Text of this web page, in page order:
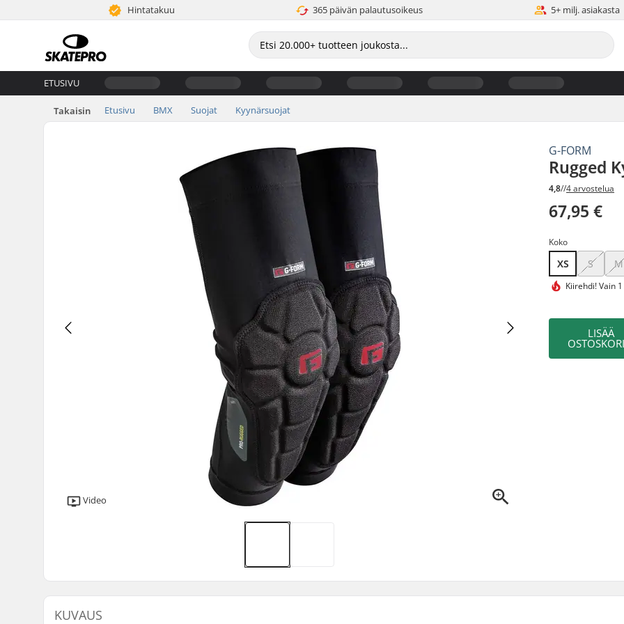
Hintatakuu 365 päivän palautusoikeus 5+ milj. asiakasta
ETUSIVU
Takaisin Etusivu BMX Suojat Kyynärsuojat
G-FORM
Rugged
4,8//4 arvostelua
67,95 €
Video
Koko
XS S M
Kiirehdi!Vain
LISÄÄ
KUVAUS